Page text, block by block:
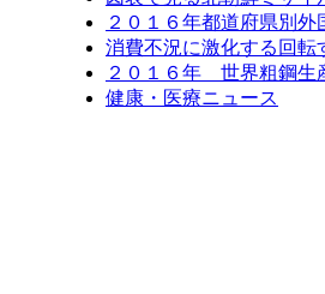
２０１６年都道府県別
消費不況に激化する回
２０１６年 世界粗鋼生
健康・医療ニュース